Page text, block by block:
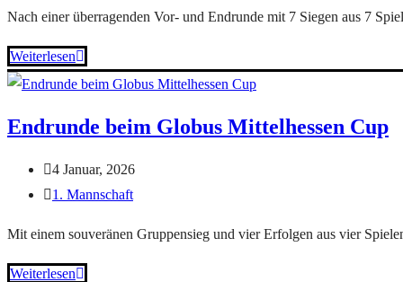
Nach einer überragenden Vor- und Endrunde mit 7 Siegen aus 7
Weiterlesen
Endrunde beim Globus Mittelhessen Cup
4 Januar, 2026
1. Mannschaft
Mit einem souveränen Gruppensieg und vier Erfolgen aus vier
Weiterlesen